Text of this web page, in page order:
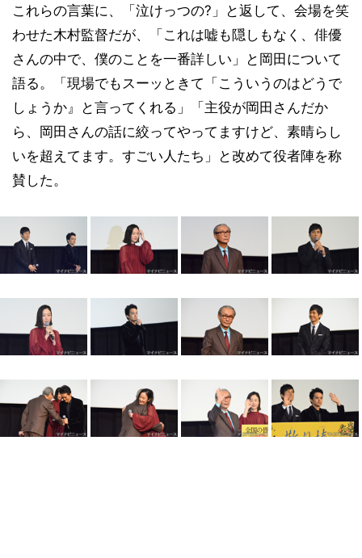
これらの言葉に、「泣けっつの?」と返して、会場を笑
わせた木村監督だが、「これは嘘も隠しもなく、俳優
さんの中で、僕のことを一番詳しい」と岡田について
語る。「現場でもスーッときて「こういうのはどうで
しょうか』と言ってくれる」「主役が岡田さんだか
ら、岡田さんの話に絞ってやってますけど、素晴らし
いを超えてます。すごい人たち」と改めて役者陣を称
賛した。